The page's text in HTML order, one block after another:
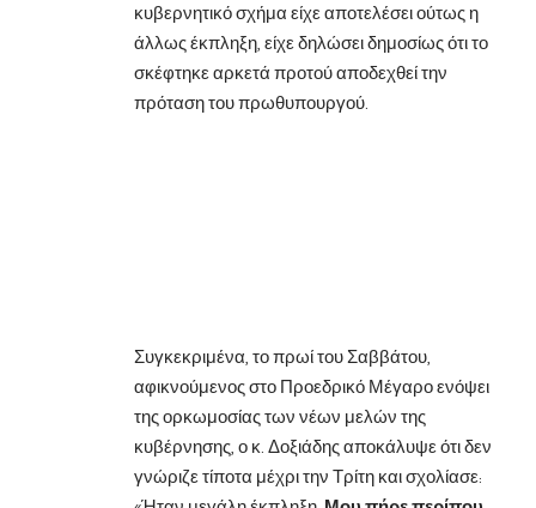
κυβερνητικό σχήμα είχε αποτελέσει ούτως η
άλλως έκπληξη, είχε δηλώσει δημοσίως ότι το
σκέφτηκε αρκετά προτού αποδεχθεί την
πρόταση του πρωθυπουργού.
Συγκεκριμένα, το πρωί του Σαββάτου,
αφικνούμενος στο Προεδρικό Μέγαρο ενόψει
της ορκωμοσίας των νέων μελών της
κυβέρνησης, ο κ. Δοξιάδης αποκάλυψε ότι δεν
γνώριζε τίποτα μέχρι την Τρίτη και σχολίασε: